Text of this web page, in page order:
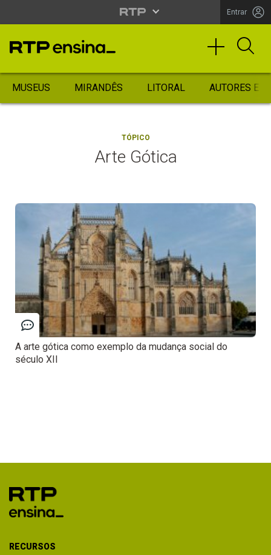
Entrar
MUSEUS MIRANDÊS LITORAL AUTORES
TÓPICO
Arte Gótica
A arte gótica como exemplo da mudança social do
século XII
RECURSOS